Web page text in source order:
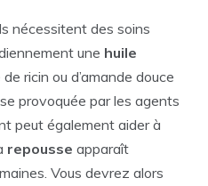
nécessitent des soins
une huile
de ricin ou d’amande douce
provoquée par les agents
peut également aider à
repousse apparaît
Vous devrez alors